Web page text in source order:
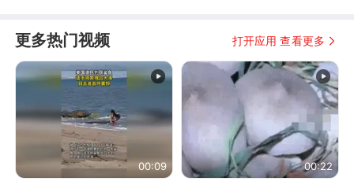
更多热门视频 打开应用 查看更多
00:09 00:22